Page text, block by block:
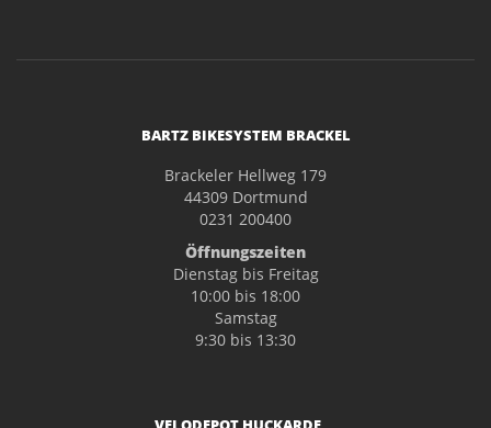
BARTZ BIKESYSTEM BRACKEL
Brackeler Hellweg 179
44309 Dortmund
0231 200400
Öffnungszeiten
Dienstag bis Freitag
10:00 bis 18:00
Samstag
9:30 bis 13:30